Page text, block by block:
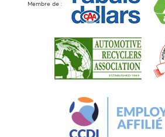
Membre de :